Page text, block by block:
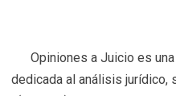
Opiniones a Juicio es
dedicada al análisis jurídico,